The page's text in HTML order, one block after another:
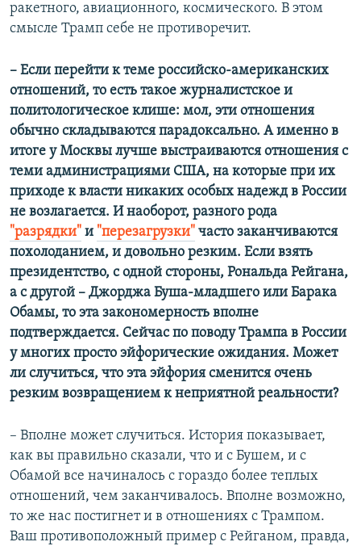
ракетного, авиационного, космического. В этом
смысле Трамп себе не противоречит.
– Если перейти к теме российско-американских
отношений, то есть такое журналистское и
политологическое клише: мол, эти отношения
обычно складываются парадоксально. А именно в
итоге у Москвы лучше выстраиваются отношения с
теми администрациями США, на которые при их
приходе к власти никаких особых надежд в России
не возлагается. И наоборот, разного рода
"разрядки" и "перезагрузки" часто заканчиваются
похолоданием, и довольно резким. Если взять
президентство, с одной стороны, Рональда Рейгана,
а с другой – Джорджа Буша-младшего или Барака
Обамы, то эта закономерность вполне
подтверждается. Сейчас по поводу Трампа в России
у многих просто эйфорические ожидания. Может
ли случиться, что эта эйфория сменится очень
резким возвращением к неприятной реальности?
– Вполне может случиться. История показывает,
как вы правильно сказали, что и с Бушем, и с
Обамой все начиналось с гораздо более теплых
отношений, чем заканчивалось. Вполне возможно,
то же нас постигнет и в отношениях с Трампом.
Ваш противоположный пример с Рейганом, правда,